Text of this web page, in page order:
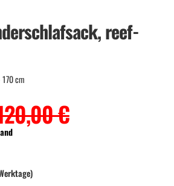
reef-
cm
€